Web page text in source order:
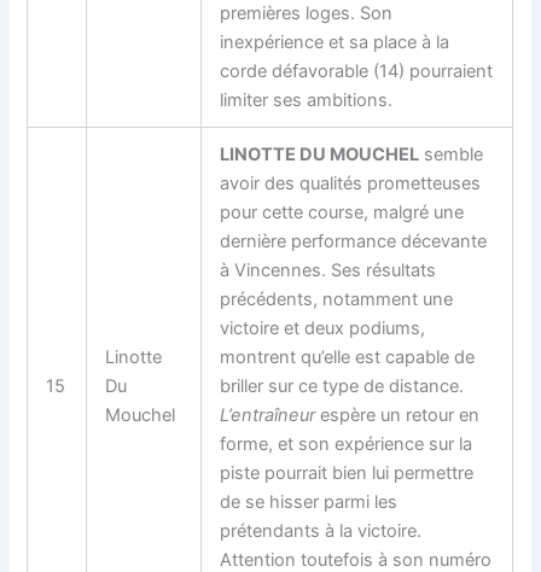
premières loges. Son
inexpérience et sa place à la
corde défavorable (14) pourraient
limiter ses ambitions.
15
Linotte
Du
Mouchel
LINOTTE DU MOUCHEL semble
avoir des qualités prometteuses
pour cette course, malgré une
dernière performance décevante
à Vincennes. Ses résultats
précédents, notamment une
victoire et deux podiums,
montrent qu’elle est capable de
briller sur ce type de distance.
L’entraîneurespère un retour en
forme, et son expérience sur la
piste pourrait bien lui permettre
de se hisser parmi les
prétendants à la victoire.
Attention toutefois à son numéro